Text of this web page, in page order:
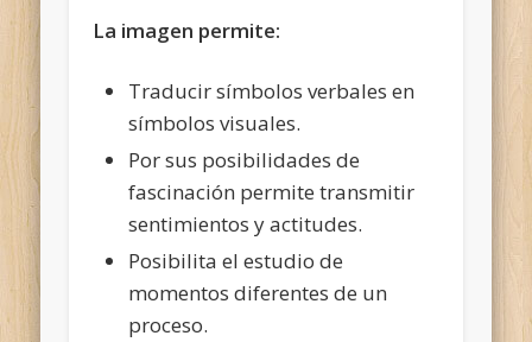
La imagen permite:
Traducir símbolos verbales en
símbolos visuales.
Por sus posibilidades de
fascinación permite transmitir
sentimientos y actitudes.
Posibilita el estudio de
momentos diferentes de un
proceso.